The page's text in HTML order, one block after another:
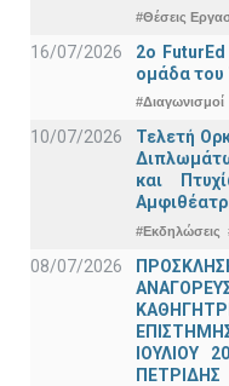
#Θέσεις
16/07/2026
2o
ομάδα του
#Διαγωνισμοί
10/07/2026
Τελετή
και
#Εκδηλώσεις
08/07/2026
ΙΟΥΛΙΟΥ
ΠΕΤΡΙΔΗΣ